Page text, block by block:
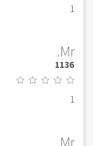
1
Mr.
1136
1
Mr.